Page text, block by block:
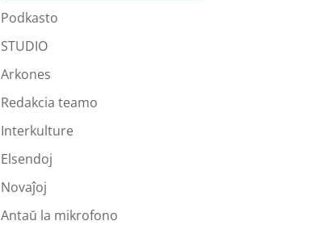
Podkasto
STUDIO
Arkones
Redakcia teamo
Interkulture
Elsendoj
Novaĵoj
Antaŭ la mikrofono